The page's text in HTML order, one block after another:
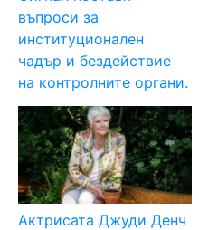
въпроси за
институционален
чадър и бездействие
на контролните органи.
Актрисата Джуди Денч